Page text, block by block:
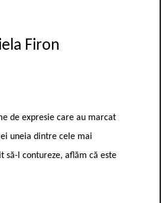
Firon
de expresie care au marcat
uneia dintre cele mai
să-l contureze, aflăm că este